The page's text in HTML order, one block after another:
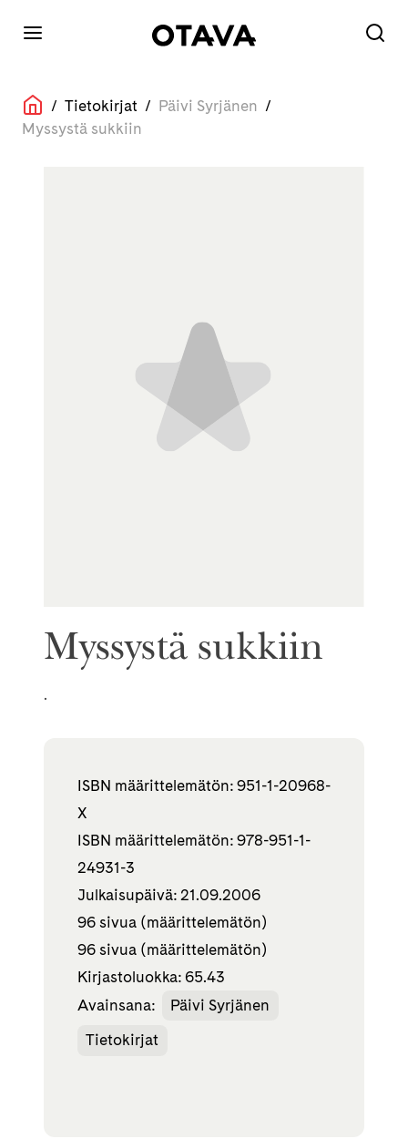
/Tietokirjat / Päivi Syrjänen /
Myssystä sukkiin
Myssystä sukkiin
.
ISBN määrittelemätön: 951-1-20968-
X
ISBN määrittelemätön: 978-951-1-
24931-3
Julkaisupäivä: 21.09.2006
96 sivua (määrittelemätön)
96 sivua (määrittelemätön)
Kirjastoluokka: 65.43
Avainsana:
Päivi Syrjänen
Tietokirjat